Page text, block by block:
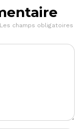
Les champs obligatoires